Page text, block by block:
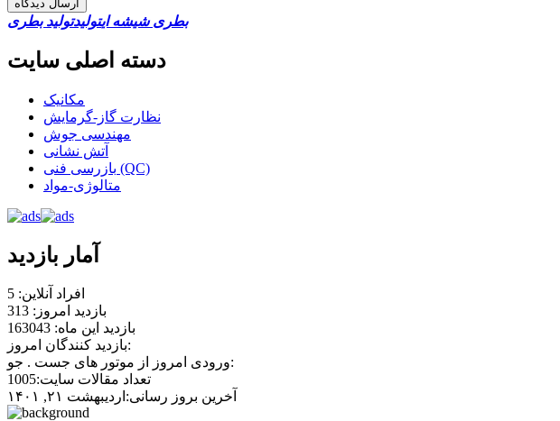
ارسال دیدگاه
بطری شیشه ایتولیدتولید بطری
دسته اصلی سایت
مکانیک
نظارت گاز-گرمایش
مهندسی جوش
آتش نشانی
بازرسی فنی (QC)
متالوژی-مواد
آمار بازدید
افراد آنلاین: 5
بازدید امروز: 313
بازدید این ماه: 163043
بازدید کنندگان امروز:
ورودی امروز از موتور های جست . جو:
تعداد مقالات سایت:1005
آخرین بروز رسانی:اردیبهشت ۲۱, ۱۴۰۱